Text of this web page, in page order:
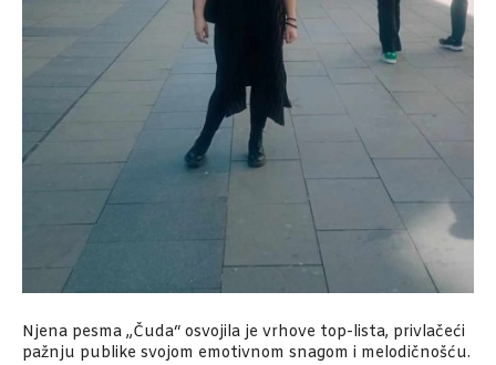
Njena pesma „Čuda“ osvojila je vrhove top-lista, privlačeći
pažnju publike svojom emotivnom snagom i melodičnošću.